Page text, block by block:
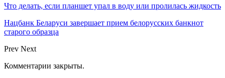
Что делать, если планшет упал в воду или пролилась жидкость
Нацбанк Беларуси завершает прием белорусских банкнот
старого образца
Prev Next
Комментарии закрыты.